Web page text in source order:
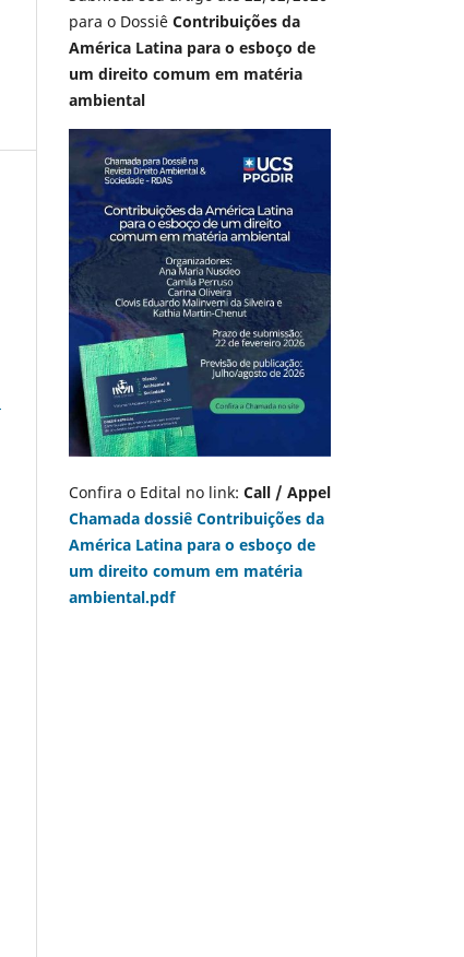
para o Dossiê Contribuições da
América Latina para o esboço de
um direito comum em matéria
ambiental
Confira o Edital no link: Call / Appel
Chamada dossiê Contribuições da
América Latina para o esboço de
um direito comum em matéria
ambiental.pdf